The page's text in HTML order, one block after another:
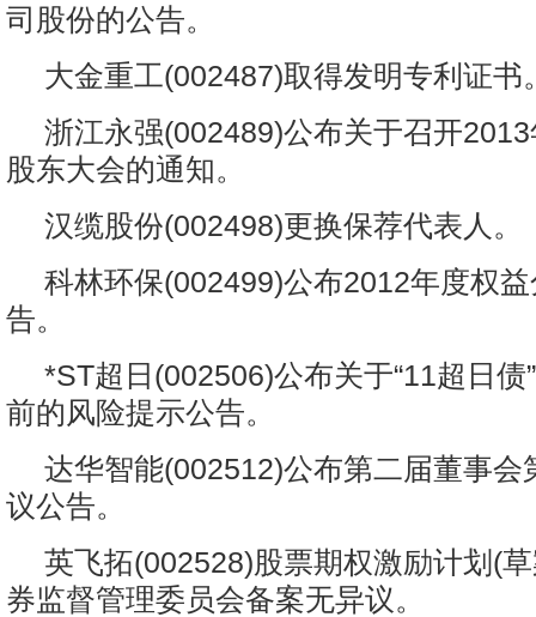
司股份的公告。
大金重工(002487)取得发明专利证书
浙江永强(002489)公布关于召开
股东大会的通知。
汉缆股份(002498)更换保荐代表人。
科林环保(002499)公布2012年度权
告。
*ST超日(002506)公布关于“11超日债
前的风险提示公告。
达华智能(002512)公布第二届董事会
议公告。
英飞拓(002528)股票期权激励计划(
券监督管理委员会备案无异议。